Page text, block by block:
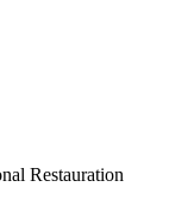
Restauration